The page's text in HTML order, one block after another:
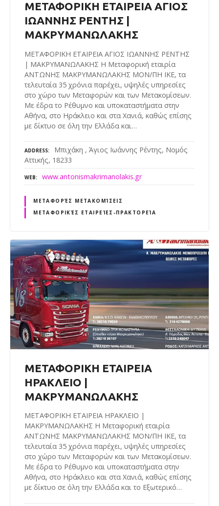
ΜΕΤΑΦΟΡΙΚΗ ΕΤΑΙΡΕΙΑ ΑΓΙΟΣ
ΙΩΑΝΝΗΣ ΡΕΝΤΗΣ |
ΜΑΚΡΥΜΑΝΩΛΑΚΗΣ
ΜΕΤΑΦΟΡΙΚΗ ΕΤΑΙΡΕΙΑ ΑΓΙΟΣ ΙΩΑΝΝΗΣ ΡΕΝΤΗΣ
| ΜΑΚΡΥΜΑΝΩΛΑΚΗΣ Η Μεταφορική εταιρία
ΑΝΤΩΝΗΣ ΜΑΚΡΥΜΑΝΩΛΑΚΗΣ ΜΟΝ/ΠΗ ΙΚΕ, τα
τελευταία 35 χρόνια παρέχει, υψηλές υπηρεσίες
στο χώρο των Μεταφορών και των Μετακομίσεων.
Με έδρα το Ρέθυμνο και υποκαταστήματα στην
Αθήνα, στο Ηράκλειο και στα Χανιά, καθώς επίσης
με δίκτυο σε όλη την Ελλάδα και…
ADDRESS
Μπιχάκη , Άγιος Ιωάννης Ρέντης, Νομός
Αττικής, 18233
WEB www.antonismakrimanolakis.gr
ΜΕΤΑΦΟΡΈΣ ΜΕΤΑΚΟΜΊΣΕΙΣ
ΜΕΤΑΦΟΡΙΚΈΣ ΕΤΑΙΡΕΊΕΣ-ΠΡΑΚΤΟΡΕΊΑ
ΜΕΤΑΦΟΡΙΚΗ ΕΤΑΙΡΕΙΑ
ΗΡΑΚΛΕΙΟ |
ΜΑΚΡΥΜΑΝΩΛΑΚΗΣ
ΜΕΤΑΦΟΡΙΚΗ ΕΤΑΙΡΕΙΑ ΗΡΑΚΛΕΙΟ |
ΜΑΚΡΥΜΑΝΩΛΑΚΗΣ Η Μεταφορική εταιρία
ΑΝΤΩΝΗΣ ΜΑΚΡΥΜΑΝΩΛΑΚΗΣ ΜΟΝ/ΠΗ ΙΚΕ, τα
τελευταία 35 χρόνια παρέχει, υψηλές υπηρεσίες
στο χώρο των Μεταφορών και των Μετακομίσεων.
Με έδρα το Ρέθυμνο και υποκαταστήματα στην
Αθήνα, στο Ηράκλειο και στα Χανιά, καθώς επίσης
με δίκτυο σε όλη την Ελλάδα και το Εξωτερικό…